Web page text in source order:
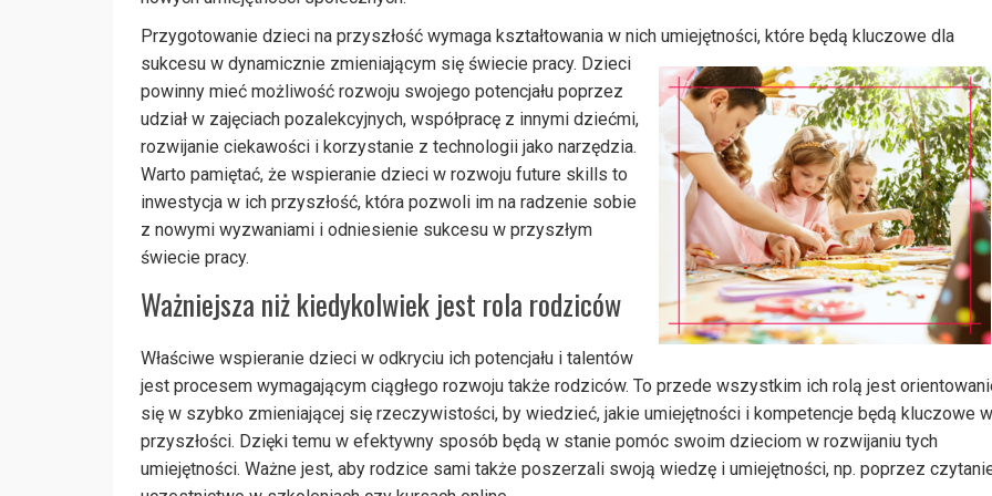
Przygotowanie dzieci na przyszłość wymaga kształtowania w nich umiejętności, które będą kluczowe dla
sukcesu w dynamicznie zmieniającym się świecie pracy. Dzieci
powinny mieć możliwość rozwoju swojego potencjału poprzez
udział w zajęciach pozalekcyjnych, współpracę z innymi dziećmi,
rozwijanie ciekawości i korzystanie z technologii jako narzędzia.
Warto pamiętać, że wspieranie dzieci w rozwoju future skills to
inwestycja w ich przyszłość, która pozwoli im na radzenie sobie
z nowymi wyzwaniami i odniesienie sukcesu w przyszłym
świecie pracy.
Ważniejsza niż kiedykolwiek jest rola rodziców
Właściwe wspieranie dzieci w odkryciu ich potencjału i talentów
jest procesem wymagającym ciągłego rozwoju także rodziców. To przede wszystkim ich rolą jest
się w szybko zmieniającej się rzeczywistości, by wiedzieć, jakie umiejętności i kompetencje będą kluczowe w
przyszłości. Dzięki temu w efektywny sposób będą w stanie pomóc swoim dzieciom w rozwijaniu tych
umiejętności. Ważne jest, aby rodzice sami także poszerzali swoją wiedzę i umiejętności, np. poprzez